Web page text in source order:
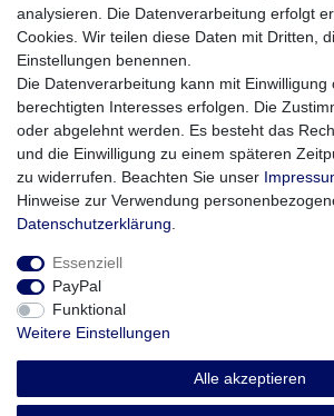
4x Twisted Fused Clapton Coil
Φ0.2*Φ0.4*2*ID3.0*0.45Ω
4x Twisted Clapton Coil
(Φ0.2xΦ0.4)x2*ID3.0x0.4Ω
Impressum
Widerrufs­recht Vertrag
analysieren. Die Datenverarbeitung erfolgt
Cookies. Wir teilen diese Daten mit Dritten,
Einstellungen benennen.
Die Datenverarbeitung kann mit
berechtigten Interesses erfolgen. Die
oder abgelehnt werden. Es besteht das
und die Einwilligung zu einem späteren
zu widerrufen. Beachten Sie unser
Hinweise zur Verwendung
Daten­schutz­erklärung
Essenziell
PayPal
Funktional
Weitere Einstellungen
Alle akzeptieren